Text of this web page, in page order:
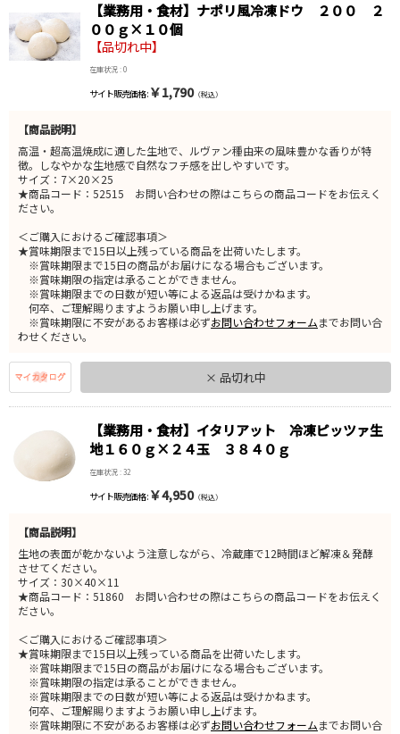
【業務用・食材】ナポリ風冷凍ドウ ２００ ２
００ｇ×１０個
【品切れ中】
在庫状況 : 0
サイト販売価格 : ￥1,790（税込）
【商品説明】
高温・超高温焼成に適した生地で、ルヴァン種由来の風味豊かな香りが特
徴。しなやかな生地感で自然なフチ感を出しやすいです。
サイズ：7×20×25
★商品コード：52515 お問い合わせの際はこちらの商品コードをお伝えく
ださい。
＜ご購入におけるご確認事項＞
★賞味期限まで15日以上残っている商品を出荷いたします。
※賞味期限まで15日の商品がお届けになる場合もございます。
※賞味期限の指定は承ることができません。
※賞味期限までの日数が短い等による返品は受けかねます。
何卒、ご理解賜りますようお願い申し上げます。
※賞味期限に不安があるお客様は必ずお問い合わせフォームまでお問い合
わせください。
× 品切れ中
【業務用・食材】イタリアット 冷凍ピッツァ生
地１６０ｇ×２４玉 ３８４０ｇ
在庫状況 : 32
サイト販売価格 : ￥4,950（税込）
【商品説明】
生地の表面が乾かないよう注意しながら、冷蔵庫で12時間ほど解凍＆発酵
させてください。
サイズ：30×40×11
★商品コード：51860 お問い合わせの際はこちらの商品コードをお伝えく
ださい。
＜ご購入におけるご確認事項＞
★賞味期限まで15日以上残っている商品を出荷いたします。
※賞味期限まで15日の商品がお届けになる場合もございます。
※賞味期限の指定は承ることができません。
※賞味期限までの日数が短い等による返品は受けかねます。
何卒、ご理解賜りますようお願い申し上げます。
※賞味期限に不安があるお客様は必ずお問い合わせフォームまでお問い合